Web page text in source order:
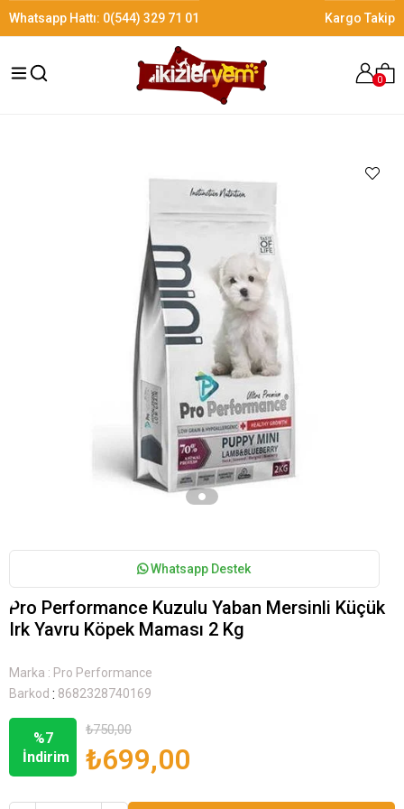
Whatsapp Hattı: 0(544) 329 71 01 Kargo Takip
0
Whatsapp Destek
Pro Performance Kuzulu Yaban Mersinli Küçük
Irk Yavru Köpek Maması 2 Kg
Marka : Pro Performance
Barkod : 8682328740169
%7
İndirim
₺750,00
₺699,00